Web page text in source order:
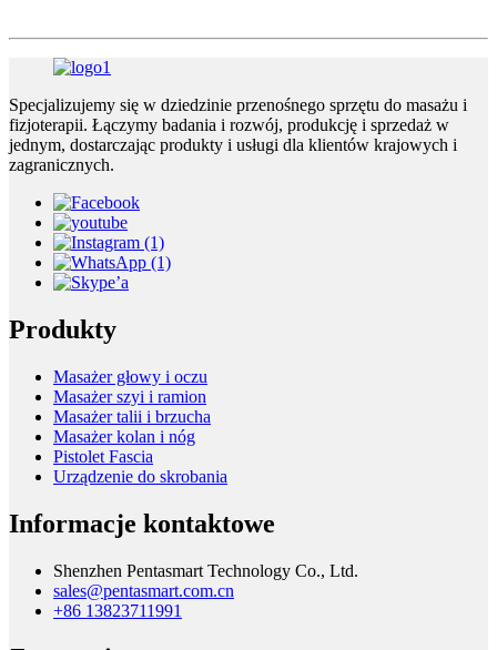
Specjalizujemy się w dziedzinie przenośnego sprzętu do masażu i
fizjoterapii. Łączymy badania i rozwój, produkcję i sprzedaż w
jednym, dostarczając produkty i usługi dla klientów krajowych i
zagranicznych.
Produkty
Masażer głowy i oczu
Masażer szyi i ramion
Masażer talii i brzucha
Masażer kolan i nóg
Pistolet Fascia
Urządzenie do skrobania
Informacje kontaktowe
Shenzhen Pentasmart Technology Co., Ltd.
sales@pentasmart.com.cn
+86 13823711991